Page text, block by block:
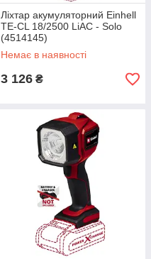
Ліхтар акумуляторний Einhell
TE-CL 18/2500 LiAC - Solo
(4514145)
Немає в наявності
3 126 ₴